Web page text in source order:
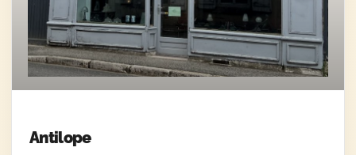
Antilope